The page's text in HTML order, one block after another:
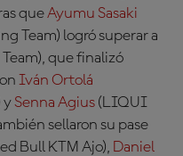
queAyumu Sasaki
Team) logró superar a
, que finalizó
Iván Ortolá
ySenna Agius (LIQUI
sellaron su pase
Bull KTM Ajo), Daniel